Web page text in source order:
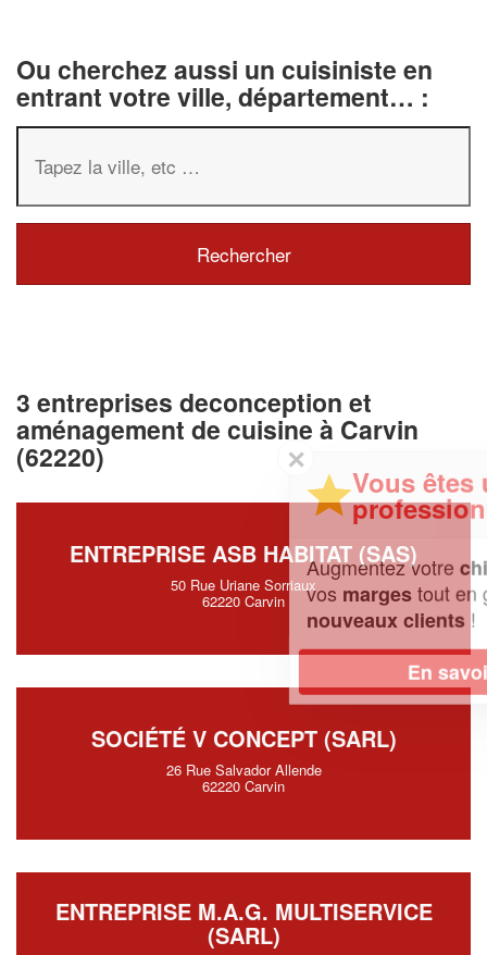
Ou cherchez aussi un cuisiniste en
entrant votre ville, département… :
3 entreprises deconception et
aménagement de cuisine à Carvin
(62220)
ENTREPRISE ASB HABITAT (SAS)
50 Rue Uriane Sorriaux
62220 Carvin
SOCIÉTÉ V CONCEPT (SARL)
26 Rue Salvador Allende
62220 Carvin
ENTREPRISE M.A.G. MULTISERVICE
(SARL)
Vous êtes un
professionnel ?
Augmentez votrechiffre d'affaireset
margestout en gagnant de